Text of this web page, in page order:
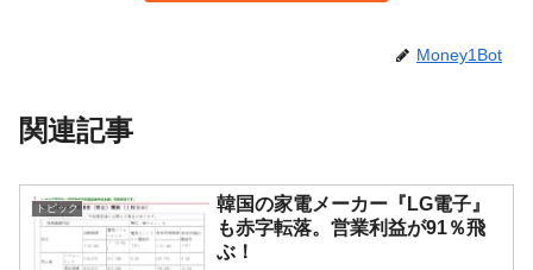
Money1Bot
関連記事
トピック
韓国の家電メーカー『LG電子』
も赤字転落。営業利益が91％飛
ぶ！